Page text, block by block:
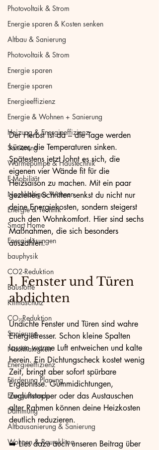
Photovoltaik & Strom
Energie sparen & Kosten senken
Altbau & Sanierung
Photovoltaik & Strom
Energie sparen
Energie sparen
Energieeffizienz
Energie & Wohnen + Sanierung
Heizung & Energieeffizienz
Sanierung
Wärmepumpe & Haustechnik
E-Mobilität
Nachhaltiges Wohnen
Energie & Technik
Smart Home
Energielösungen
bauphysik
CO2-Reduktion
Baustoffe
Klimaschutz
CO₂-Reduktion
Sanierung
Nachhaltigkeit
Energieeffizienz
Förderung Planung
Energiewende
Dämmung
Altbausanierung & Sanierung
Wohnen & Raumklima
Der Herbst ist da – die Tage werden
kürzer, die Temperaturen sinken.
Spätestens jetzt lohnt es sich, die
eigenen vier Wände fit für die
Heizsaison zu machen. Mit ein paar
gezielten Schritten senkst du nicht nur
deine Energiekosten, sondern steigerst
auch den Wohnkomfort. Hier sind sechs
Maßnahmen, die sich besonders
auszahlen.
1. Fenster und Türen
abdichten
Undichte Fenster und Türen sind wahre
Energiefresser. Schon kleine Spalten
lassen warme Luft entweichen und kalte
herein. Ein Dichtungscheck kostet wenig
Zeit, bringt aber sofort spürbare
Ergebnisse. Gummidichtungen,
Zugluftstopper oder das Austauschen
alter Rahmen können deine Heizkosten
deutlich reduzieren.
➡️ Lies dazu auch unseren Beitrag über